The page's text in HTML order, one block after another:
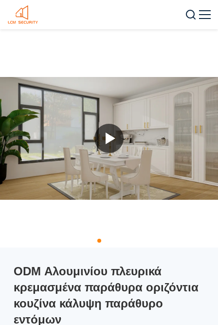
ODM Αλουμινίου πλευρικά
κρεμασμένα παράθυρα οριζόντια
κουζίνα κάλυψη παράθυρο
εντόμων